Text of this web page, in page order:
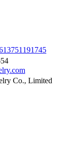
Co., Limited